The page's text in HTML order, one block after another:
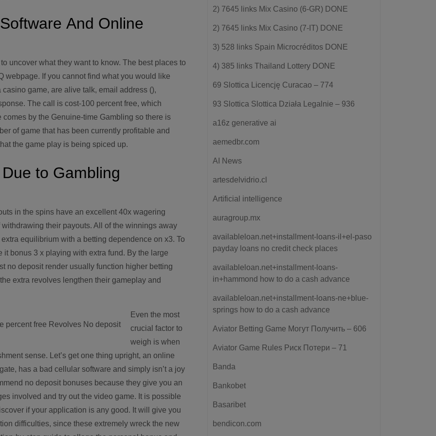
And Online
uncover what they want to know. The best places to
webpage. If you cannot find what you would like
game, are alive talk, email address (),
The call is cost-100 percent free, which
by the Genuine-time Gambling so there is
of game that has been currently profitable and
the game play is being spiced up.
to Gambling
in the spins have an excellent 40x wagering
their payouts. All of the winnings away
equilibrium with a betting dependence on x3. To
bonus 3 x playing with extra fund. By the large
no deposit render usually function higher betting
extra revolves lengthen their gameplay and
Even the most
crucial factor to
weigh is when
sense. Let’s get one thing upright, an online
has a bad cellular software and simply isn’t a joy
no deposit bonuses because they give you an
involved and try out the video game. It is possible
if your application is any good. It will give you
difficulties, since these extremely wreck the new
2) 7645 links Mix Casino (6-GR) DONE
2) 7645 links Mix Casino (7-IT) DONE
3) 528 links Spain Microcréditos DONE
4) 385 links Thailand Lottery DONE
69 Slottica Licencję Curacao – 774
93 Slottica Slottica Działa Legalnie – 936
a16z generative ai
aemedbr.com
AI News
artesdelvidrio.cl
Artificial intelligence
auragroup.mx
availableloan.net+installment-loans-il+el-paso
payday loans no credit check places
availableloan.net+installment-loans-
in+hammond how to do a cash advance
availableloan.net+installment-loans-ne+blue-
springs how to do a cash advance
Aviator Betting Game Могут Получить – 606
Aviator Game Rules Риск Потери – 71
Banda
Bankobet
Basaribet
bendicon.com